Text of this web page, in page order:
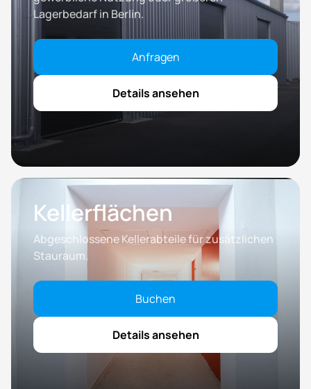
Lagerbedarf in Berlin.
Anfragen
Details ansehen
Kellerflächen
Abgeschlossene Kellerabteile für zusätzlichen
Stauraum.
Buchen
Details ansehen